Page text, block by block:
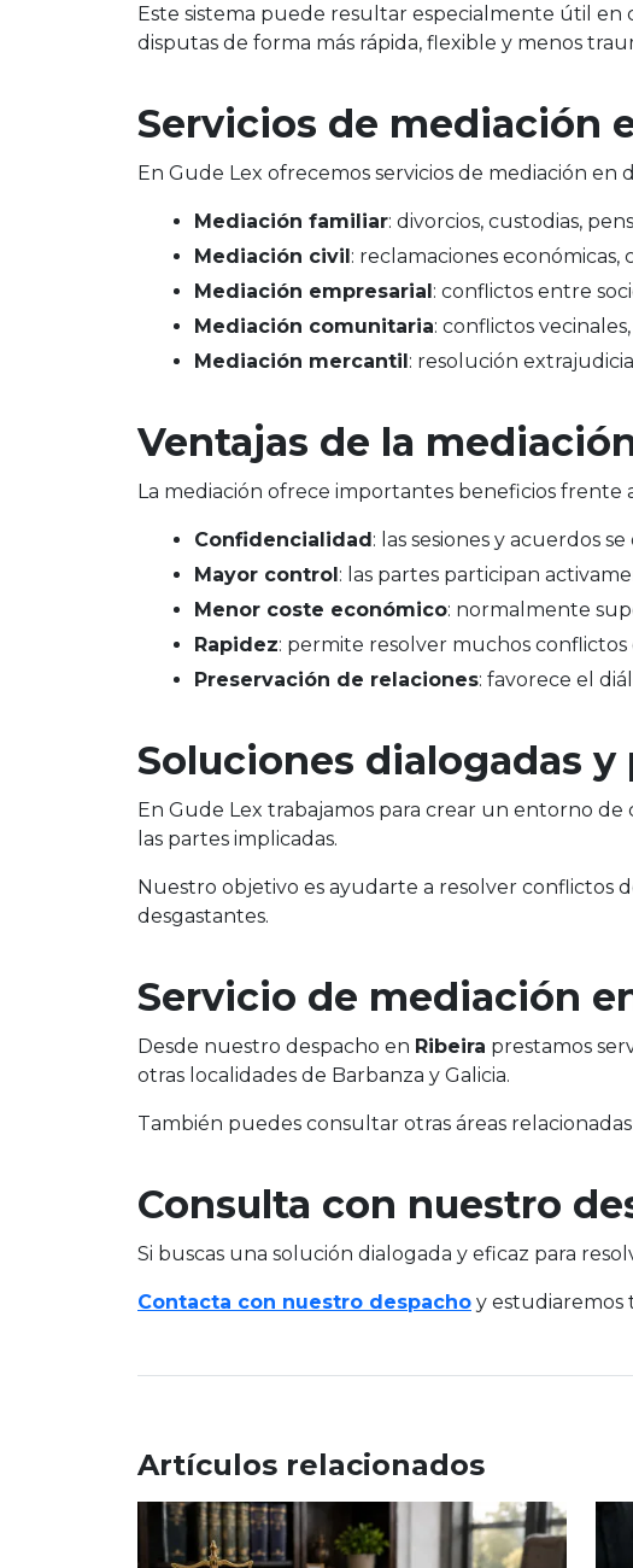
Este sistema puede resultar especialmente útil en
disputas de forma más rápida, flexible y menos
Servicios de mediación
En Gude Lex ofrecemos servicios de mediación en
Mediación familiar: divorcios, custodias,
Mediación civil: reclamaciones
Mediación empresarial: conflictos entre
Mediación comunitaria: conflictos
Mediación mercantil: resolución
Ventajas de la
La mediación ofrece importantes beneficios frente
Confidencialidad: las sesiones y acuerdos
Mayor control: las partes participan
Menor coste económico: normalmente
Rapidez: permite resolver muchos conflictos
Preservación de relaciones: favorece el
Soluciones dialogadas y
En Gude Lex trabajamos para crear un entorno
las partes implicadas.
Nuestro objetivo es ayudarte a resolver conflictos
desgastantes.
Servicio de mediación
Desde nuestro despacho en Ribeira prestamos
otras localidades de Barbanza y Galicia.
También puedes consultar otras áreas
Consulta con nuestro
Si buscas una solución dialogada y eficaz para
Contacta con nuestro despacho y estudiaremos
Artículos relacionados